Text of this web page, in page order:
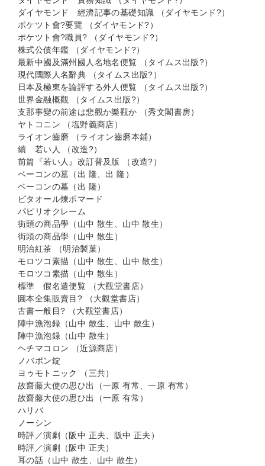
ダイヤモンド 經濟記事の基礎知識 （ダイヤモンド?）
ポケツト會?要覽 （ダイヤモンド?）
ポケツト會?職員? （ダイヤモンド?）
株式公債年鑑 （ダイヤモンド?）
最新中國及滿州國人名地名便覧 （タイムス出版?）
現代國際人名辭典 （タイムス出版?）
日本及極東を論評する外人便覧 （タイムス出版?）
世界金融概觀 （タイムス出版?）
支那事變の前途は悲觀か樂觀か （秀文閣書房）
ヤトコニン （塩野義商店）
ライオン齒磨 （ライオン齒磨本鋪）
續 若い人 （改造?）
前篇『若い人』改訂普及版 （改造?）
ベーコンの墓（出 隆、出 隆）
ベーコンの墓（出 隆）
ビタオール煉ポマード
パピリオクレーム
街頭の商品學（山中 散生、山中 散生）
街頭の商品學（山中 散生）
明治紅茶 （明治製菓）
モロツコ素描（山中 散生、山中 散生）
モロツコ素描（山中 散生）
標準 假名遣便覧 （大觀堂書店）
圓本全集販賣目? （大觀堂書店）
古書一般目? （大觀堂書店）
陣中漁泡録（山中 散生、山中 散生）
陣中漁泡録（山中 散生）
ヘチマコロン （近源商店）
ノバポン錠
ヨゥモトニック （三共）
故齋藤大使の思ひ出（一原 有常、一原 有常）
故齋藤大使の思ひ出（一原 有常）
ハリバ
ノーシン
時評／演劇（阪中 正夫、阪中 正夫）
時評／演劇（阪中 正夫）
耳の話（山中 散生、山中 散生）